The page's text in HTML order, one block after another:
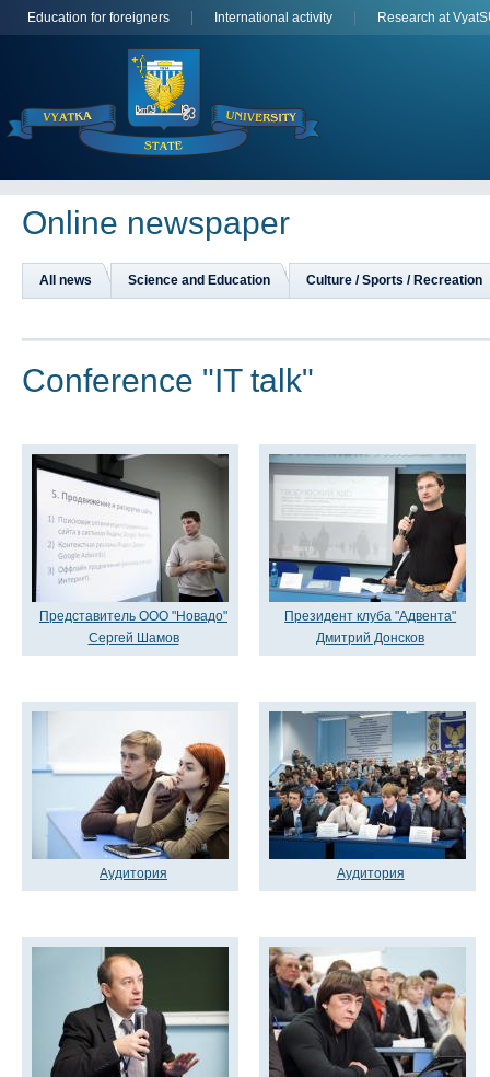
Education for foreigners International activity Research at
Online newspaper
All news Science and Education Culture / Sports / Recreation
Сonference "IT talk"
Представитель ООО "Новадо"
Сергей Шамов
Президент клуба "Адвента"
Дмитрий Донсков
Аудитория Аудитория